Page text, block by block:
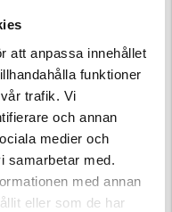
att anpassa innehållet
funktioner
trafik. Vi
och annan
medier och
samarbetar med.
med annan
eller som de har